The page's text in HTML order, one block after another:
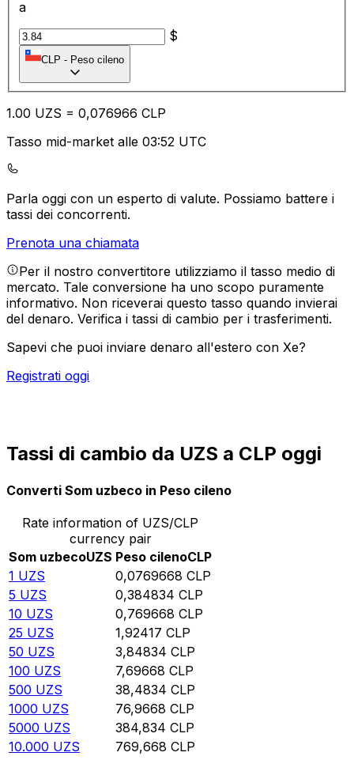
a
$
CLP - Peso cileno
1.00 UZS = 0,076966 CLP
Tasso mid-market alle 03:52 UTC
Parla oggi con un esperto di valute. Possiamo battere i
tassi dei concorrenti.
Prenota una chiamata
Per il nostro convertitore utilizziamo il tasso medio di
mercato. Tale conversione ha uno scopo puramente
informativo. Non riceverai questo tasso quando invierai
del denaro. Verifica i tassi di cambio per i trasferimenti.
Sapevi che puoi inviare denaro all'estero con Xe?
Registrati oggi
Tassi di cambio da UZS a CLP oggi
Converti Som uzbeco in Peso cileno
Rate information of UZS/CLP
currency pair
Som uzbecoUZS Peso cilenoCLP
1 UZS 0,0769668 CLP
5 UZS 0,384834 CLP
10 UZS 0,769668 CLP
25 UZS 1,92417 CLP
50 UZS 3,84834 CLP
100 UZS 7,69668 CLP
500 UZS 38,4834 CLP
1000 UZS 76,9668 CLP
5000 UZS 384,834 CLP
10.000 UZS 769,668 CLP